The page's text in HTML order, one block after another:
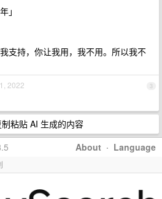
」
支持，你让我用，我不用。所以我不
3
2022
粘贴 AI 生成的内容
About · Language